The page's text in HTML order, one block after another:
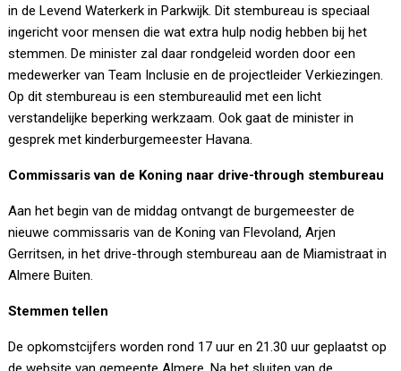
in de Levend Waterkerk in Parkwijk. Dit stembureau is speciaal
ingericht voor mensen die wat extra hulp nodig hebben bij het
stemmen. De minister zal daar rondgeleid worden door een
medewerker van Team Inclusie en de projectleider Verkiezingen.
Op dit stembureau is een stembureaulid met een licht
verstandelijke beperking werkzaam. Ook gaat de minister in
gesprek met kinderburgemeester Havana.
Commissaris van de Koning naar drive-through stembureau
Aan het begin van de middag ontvangt de burgemeester de
nieuwe commissaris van de Koning van Flevoland, Arjen
Gerritsen, in het drive-through stembureau aan de Miamistraat in
Almere Buiten.
Stemmen tellen
De opkomstcijfers worden rond 17 uur en 21.30 uur geplaatst op